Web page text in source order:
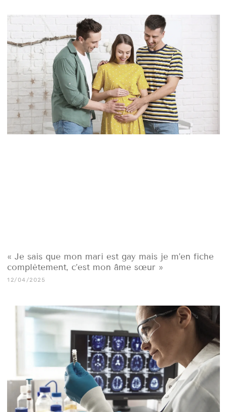
« Je sais que mon mari est gay mais je m’en fiche
complètement, c’est mon âme sœur »
12/04/2025